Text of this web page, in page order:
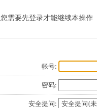
您需要先登录才能继续本操作
帐号:
密码:
安全提问: